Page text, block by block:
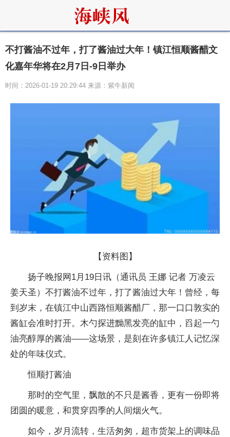
不打酱油不过年，打了酱油过大年！镇江恒顺酱醋文
化嘉年华将在2月7日-9日举办
时间：2026-01-19 20:29:44 来源：紫牛新闻
【资料图】
扬子晚报网1月19日讯（通讯员 王娜 记者 万凌云
姜天圣）不打酱油不过年，打了酱油过大年！曾经，每
到岁末，在镇江中山西路恒顺酱醋厂，那一口口敦实的
酱缸会准时打开。木勺探进黝黑发亮的缸中，舀起一勺
油亮醇厚的酱油——这场景，是刻在许多镇江人记忆深
处的年味仪式。
恒顺打酱油
那时的空气里，飘散的不只是酱香，更有一份即将
团圆的暖意，和贯穿四季的人间烟火气。
如今，岁月流转，生活匆匆，超市货架上的调味品